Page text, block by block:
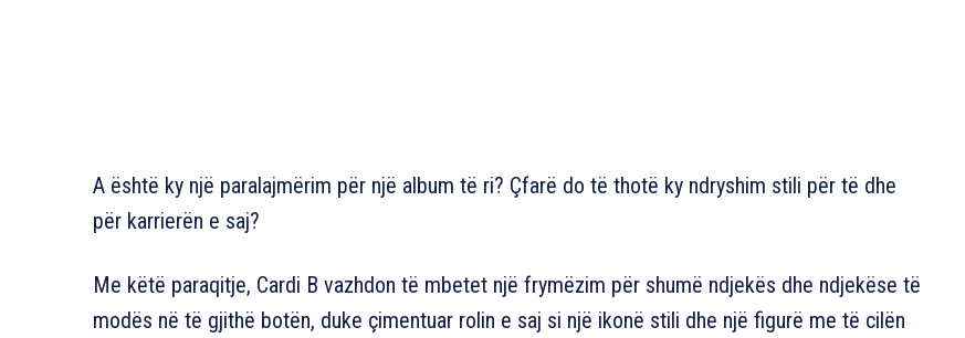
A është ky një paralajmërim për një album të ri? Çfarë do të thotë ky ndryshim stili për të dhe
për karrierën e saj?
Me këtë paraqitje, Cardi B vazhdon të mbetet një frymëzim për shumë ndjekës dhe ndjekëse të
modës në të gjithë botën, duke çimentuar rolin e saj si një ikonë stili dhe një figurë me të cilën